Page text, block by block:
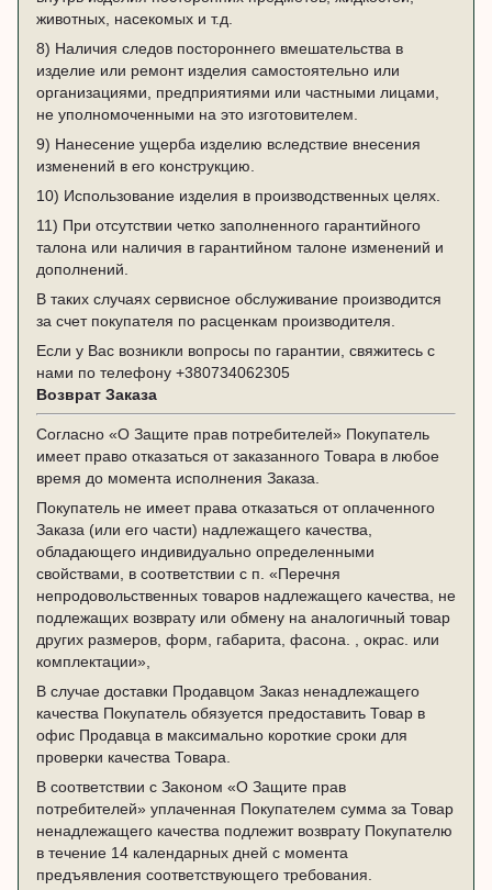
животных, насекомых и т.д.
8) Наличия следов постороннего вмешательства в
изделие или ремонт изделия самостоятельно или
организациями, предприятиями или частными лицами,
не уполномоченными на это изготовителем.
9) Нанесение ущерба изделию вследствие внесения
изменений в его конструкцию.
10) Использование изделия в производственных целях.
11) При отсутствии четко заполненного гарантийного
талона или наличия в гарантийном талоне изменений и
дополнений.
В таких случаях сервисное обслуживание производится
за счет покупателя по расценкам производителя.
Если у Вас возникли вопросы по гарантии, свяжитесь с
нами по телефону +380734062305
Возврат Заказа
Согласно «О Защите прав потребителей» Покупатель
имеет право отказаться от заказанного Товара в любое
время до момента исполнения Заказа.
Покупатель не имеет права отказаться от оплаченного
Заказа (или его части) надлежащего качества,
обладающего индивидуально определенными
свойствами, в соответствии с п. «Перечня
непродовольственных товаров надлежащего качества, не
подлежащих возврату или обмену на аналогичный товар
других размеров, форм, габарита, фасона. , окрас. или
комплектации»,
В случае доставки Продавцом Заказ ненадлежащего
качества Покупатель обязуется предоставить Товар в
офис Продавца в максимально короткие сроки для
проверки качества Товара.
В соответствии с Законом «О Защите прав
потребителей» уплаченная Покупателем сумма за Товар
ненадлежащего качества подлежит возврату Покупателю
в течение 14 календарных дней с момента
предъявления соответствующего требования.